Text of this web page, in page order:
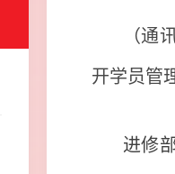
（通
开学员管
进修